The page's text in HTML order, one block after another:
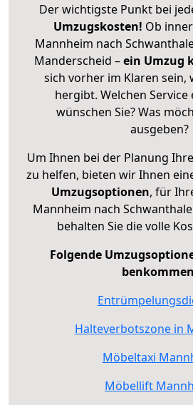
Der wichtigste Punkt bei
Umzugskosten! Ob
Mannheim nach
Manderscheid –ein Umzug
sich vorher im Klaren sein,
hergibt. Welchen
wünschen Sie? Was
ausgeben?
Um Ihnen bei der Planung
zu helfen, bieten wir Ihnen
Umzugsoptionen, für
Mannheim nach
behalten Sie die volle
Folgende
Halteverbotszone in
Möbeltaxi
Möbellift